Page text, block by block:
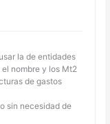
la de entidades
nombre y los Mt2
de gastos
sin necesidad de